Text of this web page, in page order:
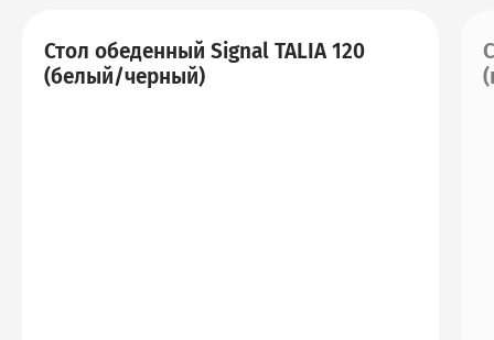
Стол обеденный Signal TALIA 120
(белый/черный)